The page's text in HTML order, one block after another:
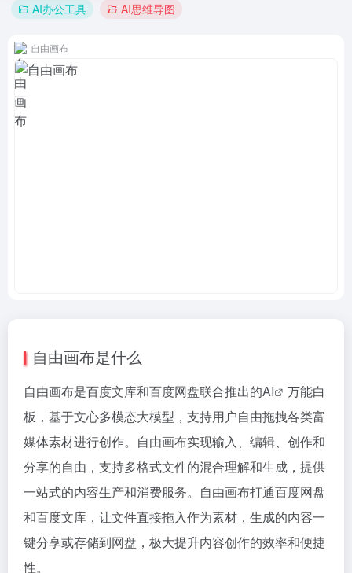
AI办公工具 AI思维导图
自由画布
自由画布是什么
自由画布是百度文库和百度网盘联合推出的AI
万能白
板，基于文心多模态大模型，支持用户自由拖拽各类富
媒体素材进行创作。自由画布实现输入、编辑、创作和
分享的自由，支持多格式文件的混合理解和生成，提供
一站式的内容生产和消费服务。自由画布打通百度网盘
和百度文库，让文件直接拖入作为素材，生成的内容一
键分享或存储到网盘，极大提升内容创作的效率和便捷
性。